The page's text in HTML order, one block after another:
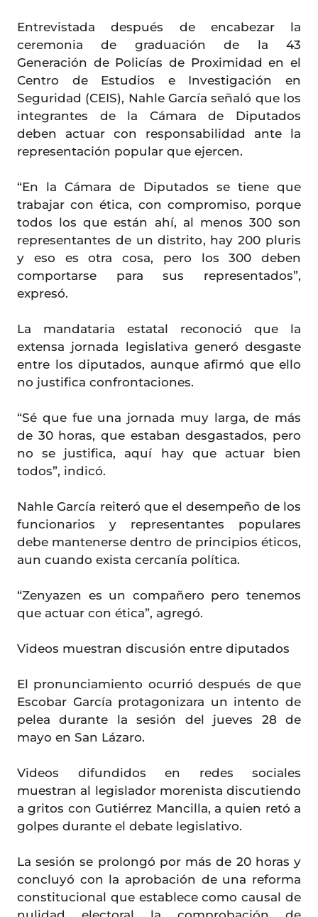
Entrevistada después de encabezar la
ceremonia de graduación de la 43
Generación de Policías de Proximidad en el
Centro de Estudios e Investigación en
Seguridad (CEIS), Nahle García señaló que los
integrantes de la Cámara de Diputados
deben actuar con responsabilidad ante la
representación popular que ejercen.
“En la Cámara de Diputados se tiene que
trabajar con ética, con compromiso, porque
todos los que están ahí, al menos 300 son
representantes de un distrito, hay 200 pluris
y eso es otra cosa, pero los 300 deben
comportarse para sus representados”,
expresó.
La mandataria estatal reconoció que la
extensa jornada legislativa generó desgaste
entre los diputados, aunque afirmó que ello
no justifica confrontaciones.
“Sé que fue una jornada muy larga, de más
de 30 horas, que estaban desgastados, pero
no se justifica, aquí hay que actuar bien
todos”, indicó.
Nahle García reiteró que el desempeño de los
funcionarios y representantes populares
debe mantenerse dentro de principios éticos,
aun cuando exista cercanía política.
“Zenyazen es un compañero pero tenemos
que actuar con ética”, agregó.
Videos muestran discusión entre diputados
El pronunciamiento ocurrió después de que
Escobar García protagonizara un intento de
pelea durante la sesión del jueves 28 de
mayo en San Lázaro.
Videos difundidos en redes sociales
muestran al legislador morenista discutiendo
a gritos con Gutiérrez Mancilla, a quien retó a
golpes durante el debate legislativo.
La sesión se prolongó por más de 20 horas y
concluyó con la aprobación de una reforma
constitucional que establece como causal de